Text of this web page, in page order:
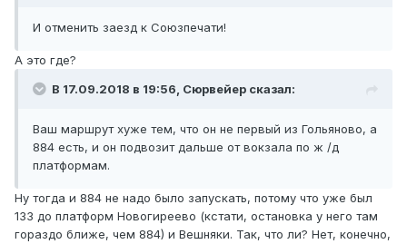
И отменить заезд к Союзпечати!
А это где?
В 17.09.2018 в 19:56, Сюрвейер сказал:
Ваш маршрут хуже тем, что он не первый из Гольяново, а
884 есть, и он подвозит дальше от вокзала по ж /д
платформам.
Ну тогда и 884 не надо было запускать, потому что уже был
133 до платформ Новогиреево (кстати, остановка у него там
гораздо ближе, чем 884) и Вешняки. Так, что ли? Нет, конечно,